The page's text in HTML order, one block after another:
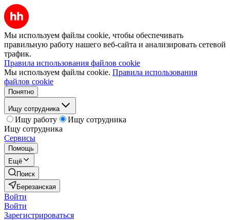
Мы используем файлы cookie, чтобы обеспечивать
правильную работу нашего веб-сайта и анализировать сетевой
трафик.
Правила использования файлов cookie
Мы используем файлы cookie. Правила использования
файлов cookie
Понятно
Ищу сотрудника
Ищу работу
Ищу сотрудника
Ищу сотрудника
Сервисы
Помощь
Ещё
Поиск
Березанская
Войти
Войти
Зарегистрироваться